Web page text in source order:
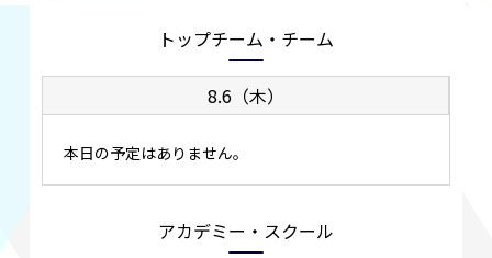
トップチーム・チーム
8.6（木）
本日の予定はありません。
アカデミー・スクール